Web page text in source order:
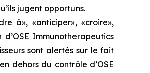
jugent opportuns.
à», «anticiper», «croire»,
Immunotherapeutics
sont alertés sur le fait
dehors du contrôle d’OSE